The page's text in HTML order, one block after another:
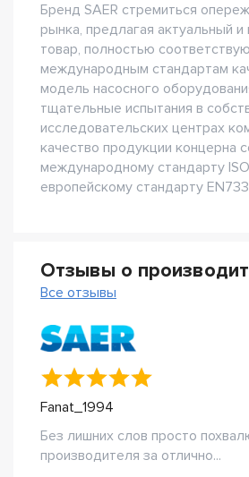
Бренд SAER стремиться
рынка, предлагая актуальный
товар, полностью
международным стандартам
модель насосного
тщательные испытания в
исследовательских центрах
качество продукции концерна
международному стандарту
европейскому стандарту
Отзывы о
Все отзывы
Fanat_1994
Без лишних слов просто
производителя за отлично...